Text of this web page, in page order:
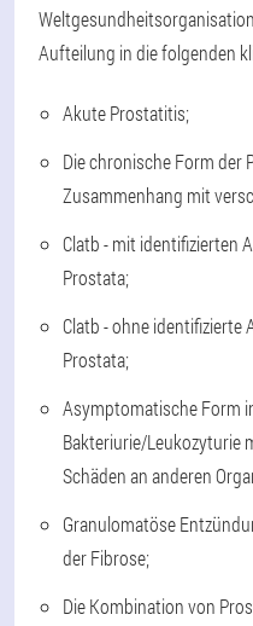
Aufteilung in die folgenden
Akute Prostatitis;
Die chronische Form der
Zusammenhang mit
Clatb - mit identifizierten
Prostata;
Clatb - ohne identifizierte
Prostata;
Asymptomatische Form
Bakteriurie/Leukozyturie
Schäden an anderen
Granulomatöse
der Fibrose;
Die Kombination von